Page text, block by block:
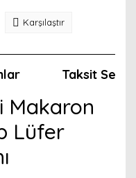
Karşılaştır
Taksit
Makaron
Lüfer